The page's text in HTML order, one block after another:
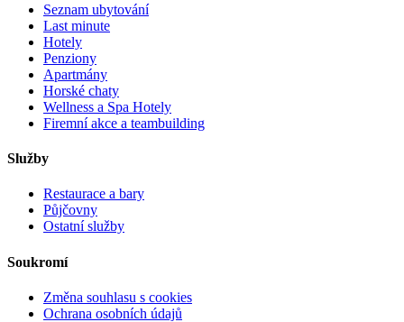
Seznam ubytování
Last minute
Hotely
Penziony
Apartmány
Horské chaty
Wellness a Spa Hotely
Firemní akce a teambuilding
Služby
Restaurace a bary
Půjčovny
Ostatní služby
Soukromí
Změna souhlasu s cookies
Ochrana osobních údajů